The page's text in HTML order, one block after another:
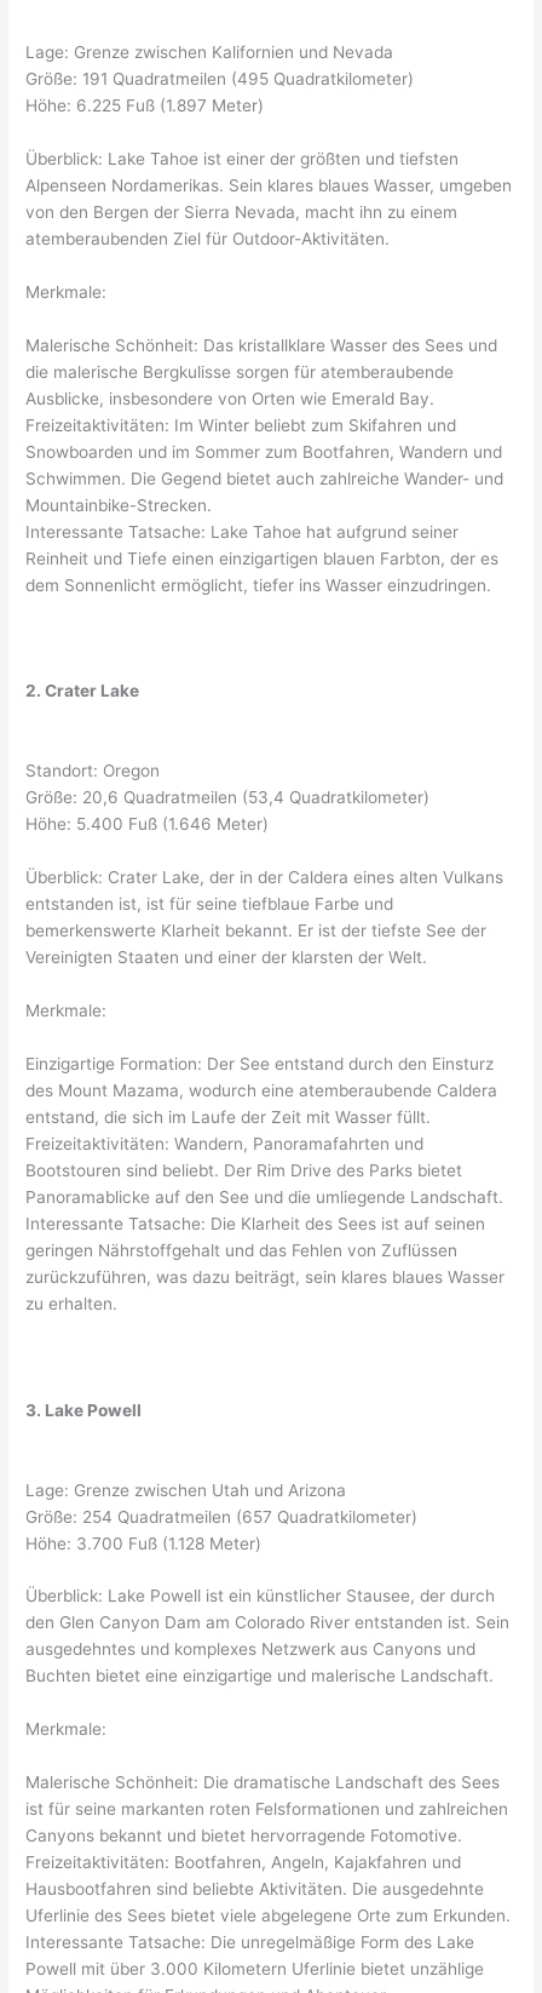
Lage: Grenze zwischen Kalifornien und Nevada
Größe: 191 Quadratmeilen (495 Quadratkilometer)
Höhe: 6.225 Fuß (1.897 Meter)
Überblick: Lake Tahoe ist einer der größten und tiefsten
Alpenseen Nordamerikas. Sein klares blaues Wasser, umgeben
von den Bergen der Sierra Nevada, macht ihn zu einem
atemberaubenden Ziel für Outdoor-Aktivitäten.
Merkmale:
Malerische Schönheit: Das kristallklare Wasser des Sees und
die malerische Bergkulisse sorgen für atemberaubende
Ausblicke, insbesondere von Orten wie Emerald Bay.
Freizeitaktivitäten: Im Winter beliebt zum Skifahren und
Snowboarden und im Sommer zum Bootfahren, Wandern und
Schwimmen. Die Gegend bietet auch zahlreiche Wander- und
Mountainbike-Strecken.
Interessante Tatsache: Lake Tahoe hat aufgrund seiner
Reinheit und Tiefe einen einzigartigen blauen Farbton, der es
dem Sonnenlicht ermöglicht, tiefer ins Wasser einzudringen.
2. Crater Lake
Standort: Oregon
Größe: 20,6 Quadratmeilen (53,4 Quadratkilometer)
Höhe: 5.400 Fuß (1.646 Meter)
Überblick: Crater Lake, der in der Caldera eines alten Vulkans
entstanden ist, ist für seine tiefblaue Farbe und
bemerkenswerte Klarheit bekannt. Er ist der tiefste See der
Vereinigten Staaten und einer der klarsten der Welt.
Merkmale:
Einzigartige Formation: Der See entstand durch den Einsturz
des Mount Mazama, wodurch eine atemberaubende Caldera
entstand, die sich im Laufe der Zeit mit Wasser füllt.
Freizeitaktivitäten: Wandern, Panoramafahrten und
Bootstouren sind beliebt. Der Rim Drive des Parks bietet
Panoramablicke auf den See und die umliegende Landschaft.
Interessante Tatsache: Die Klarheit des Sees ist auf seinen
geringen Nährstoffgehalt und das Fehlen von Zuflüssen
zurückzuführen, was dazu beiträgt, sein klares blaues Wasser
zu erhalten.
3. Lake Powell
Lage: Grenze zwischen Utah und Arizona
Größe: 254 Quadratmeilen (657 Quadratkilometer)
Höhe: 3.700 Fuß (1.128 Meter)
Überblick: Lake Powell ist ein künstlicher Stausee, der durch
den Glen Canyon Dam am Colorado River entstanden ist. Sein
ausgedehntes und komplexes Netzwerk aus Canyons und
Buchten bietet eine einzigartige und malerische Landschaft.
Merkmale:
Malerische Schönheit: Die dramatische Landschaft des Sees
ist für seine markanten roten Felsformationen und zahlreichen
Canyons bekannt und bietet hervorragende Fotomotive.
Freizeitaktivitäten: Bootfahren, Angeln, Kajakfahren und
Hausbootfahren sind beliebte Aktivitäten. Die ausgedehnte
Uferlinie des Sees bietet viele abgelegene Orte zum Erkunden.
Interessante Tatsache: Die unregelmäßige Form des Lake
Powell mit über 3.000 Kilometern Uferlinie bietet unzählige